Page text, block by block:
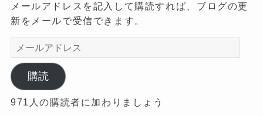
メールアドレスを記入して購読すれば、ブログの更
新をメールで受信できます。
メ
ー
ル
ア
ド
購読
971人の購読者に加わりましょう